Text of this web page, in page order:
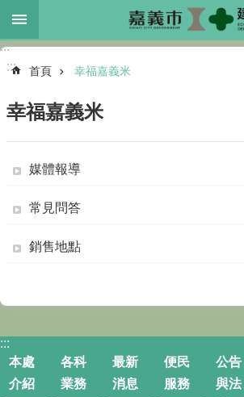
跳到主要內容區塊
進
階
本
介
各
務
最
消
息
:::
:::
首頁 幸福嘉義米
幸福嘉義米
媒體報導
常見問答
銷售地點
:::
本處
介紹
各科
業務
最新
消息
便民
服務
公告
與法